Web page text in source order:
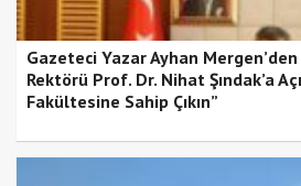
Gazeteci Yazar Ayhan
Rektörü Prof. Dr. Nihat Şındak’a
Fakültesine Sahip Çıkın”